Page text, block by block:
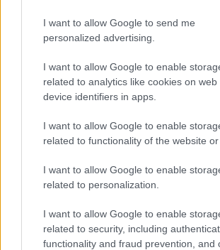
I want to allow Google to send me
personalized advertising.
I want to allow Google to enable
related to analytics like cookies on web
device identifiers in apps.
I want to allow Google to enable
related to functionality of the website or
I want to allow Google to enable
related to personalization.
I want to allow Google to enable
related to security, including
functionality and fraud prevention, and
Kerékpáros világbajnokságra kvalifikálta
F1-es nyári szünetben